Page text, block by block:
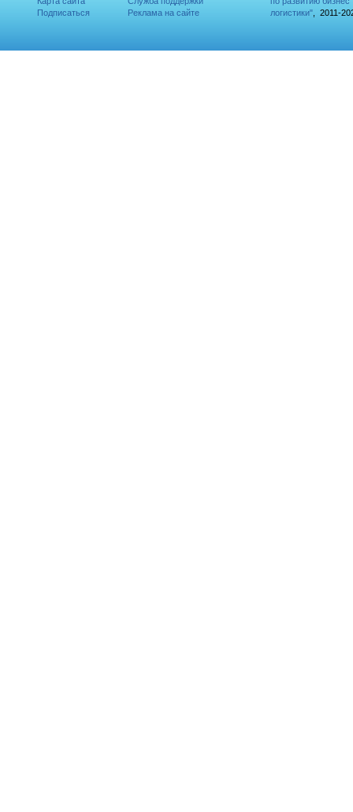
Подписаться
Реклама на сайте
логистики", 2011-